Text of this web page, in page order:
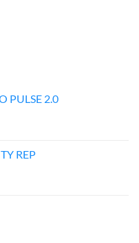
PULSE 2.0
REP